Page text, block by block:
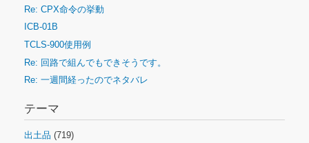
Re: CPX命令の挙動
ICB-01B
TCLS-900使用例
Re: 回路で組んでもできそうです。
Re: 一週間経ったのでネタバレ
テーマ
出土品 (719)